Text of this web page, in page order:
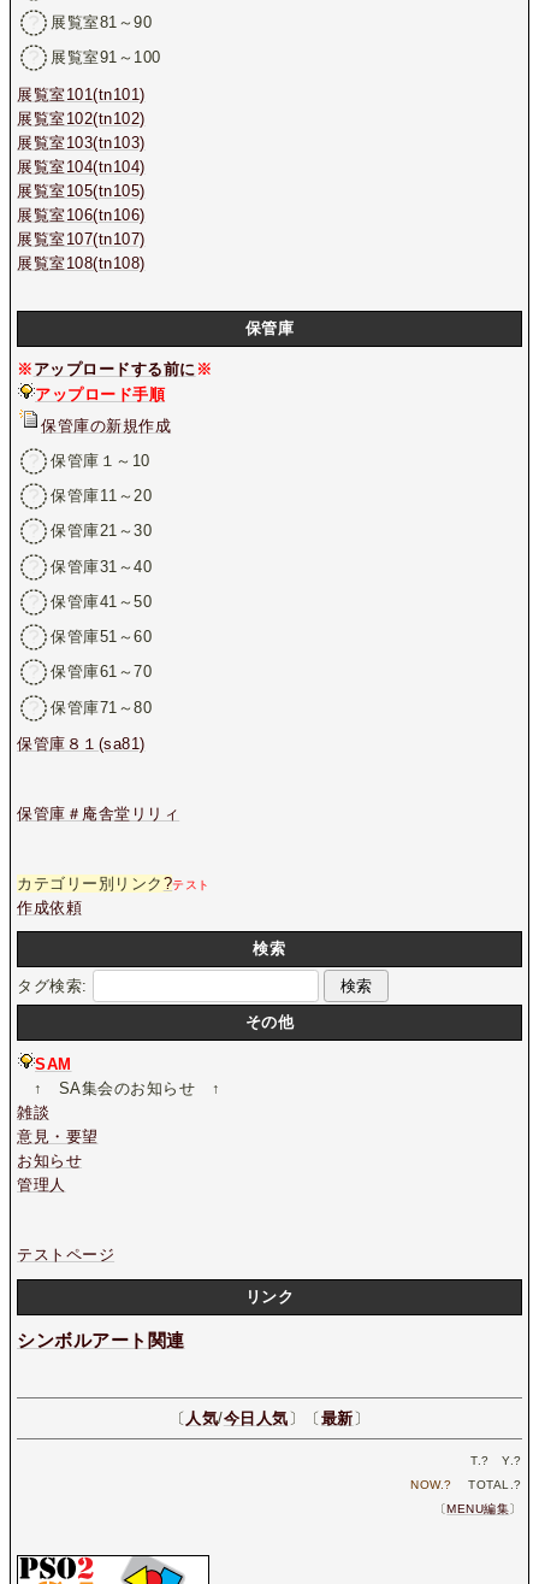
展覧室81～90
展覧室91～100
展覧室101(tn101)
展覧室102(tn102)
展覧室103(tn103)
展覧室104(tn104)
展覧室105(tn105)
展覧室106(tn106)
展覧室107(tn107)
展覧室108(tn108)
保管庫
※ アップロードする前に ※
アップロード手順
保管庫の新規作成
保管庫１～10
保管庫11～20
保管庫21～30
保管庫31～40
保管庫41～50
保管庫51～60
保管庫61～70
保管庫71～80
保管庫８１(sa81)
保管庫＃庵舎堂リリィ
カテゴリー別リンク ?テスト
作成依頼
検索
タグ検索:
その他
SAM
↑ SA集会のお知らせ ↑
雑談
意見・要望
お知らせ
管理人
テストページ
リンク
シンボルアート関連
〔 人気/今日人気〕〔最新〕
T.? Y.?
NOW.? TOTAL.?
〔MENU編集〕